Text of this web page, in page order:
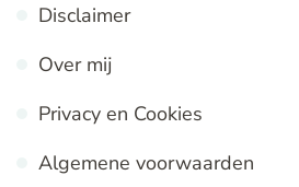
Disclaimer
Over mij
Privacy en Cookies
Algemene voorwaarden